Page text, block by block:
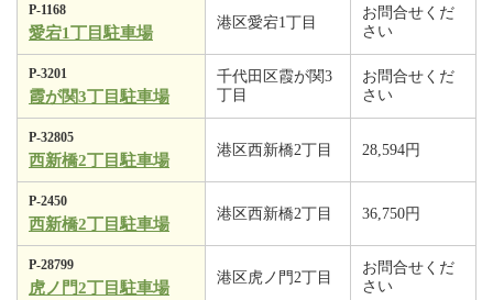
P-1168
愛宕1丁目駐車場
港区愛宕1丁目
お問合せくだ
さい
P-3201
霞が関3丁目駐車場
千代田区霞が関3
丁目
お問合せくだ
さい
P-32805
西新橋2丁目駐車場
港区西新橋2丁目 28,594円
P-2450
西新橋2丁目駐車場
港区西新橋2丁目 36,750円
P-28799
虎ノ門2丁目駐車場
港区虎ノ門2丁目
お問合せくだ
さい